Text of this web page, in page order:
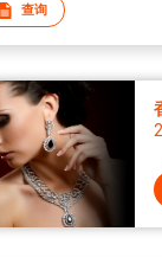
查询